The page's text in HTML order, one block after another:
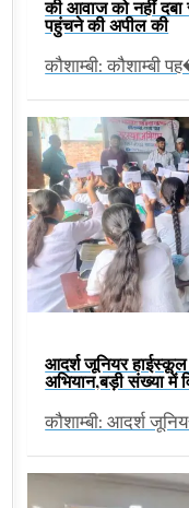
की आवाज को नहीं दबा
पहुंचने की अपील की
कौशाम्बी: कौशाम्बी
आदर्श जूनियर
अभियान,बड़ी संख्या में
कौशाम्बी: आदर्श